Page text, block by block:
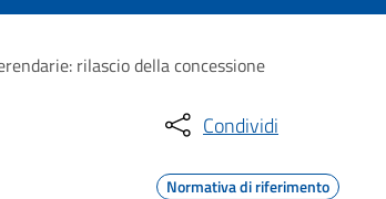
rilascio della concessione
Condividi
Normativa di riferimento